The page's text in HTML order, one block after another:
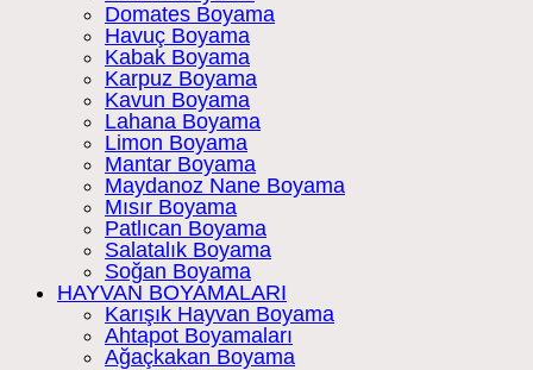
Domates Boyama
Havuç Boyama
Kabak Boyama
Karpuz Boyama
Kavun Boyama
Lahana Boyama
Limon Boyama
Mantar Boyama
Maydanoz Nane Boyama
Mısır Boyama
Patlıcan Boyama
Salatalık Boyama
Soğan Boyama
HAYVAN BOYAMALARI
Karışık Hayvan Boyama
Ahtapot Boyamaları
Ağaçkakan Boyama